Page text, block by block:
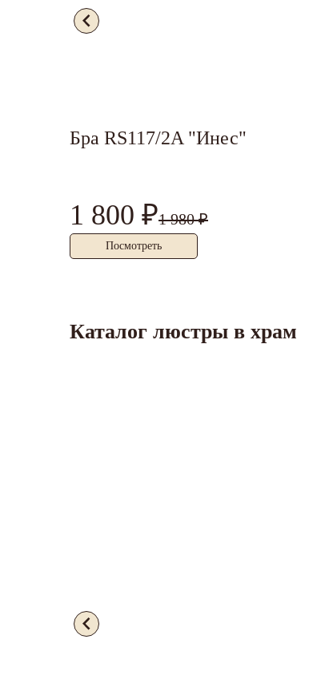
Бра RS117/2A "Инес"
1 800 ₽1 980 ₽
Посмотреть
Каталог люстры в храм